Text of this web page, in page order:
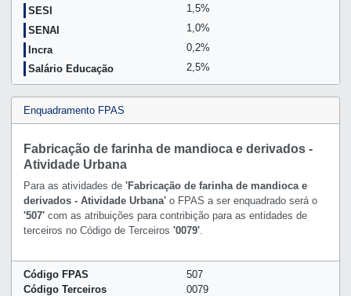
SESI
1,5%
SENAI
1,0%
Incra
0,2%
Salário Educação
2,5%
Enquadramento FPAS
Fabricação de farinha de mandioca e derivados -
Atividade Urbana
Para as atividades de 'Fabricação de farinha de mandioca e
derivados - Atividade Urbana'o FPAS a ser enquadrado será o
'507'com as atribuições para contribição para as entidades de
terceiros no Código de Terceiros '0079'.
Código FPAS
507
Código Terceiros
0079